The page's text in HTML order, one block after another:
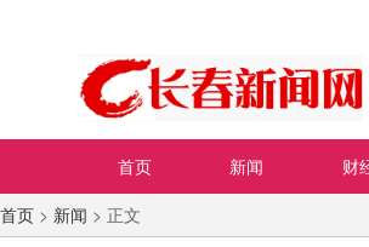
首页 新闻 财
首页 > 新闻 > 正文